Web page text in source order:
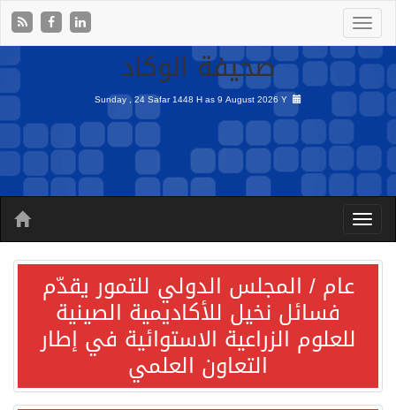
صحيفة الوكاد
Sunday , 24 Safar 1448 H as9 August 2026 Y
عام / المجلس الدولي للتمور يقدّم
فسائل نخيل للأكاديمية الصينية
للعلوم الزراعية الاستوائية في إطار
التعاون العلمي